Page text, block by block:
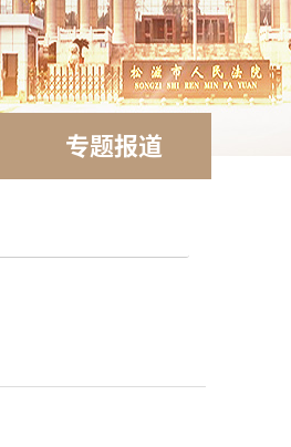
专题报道